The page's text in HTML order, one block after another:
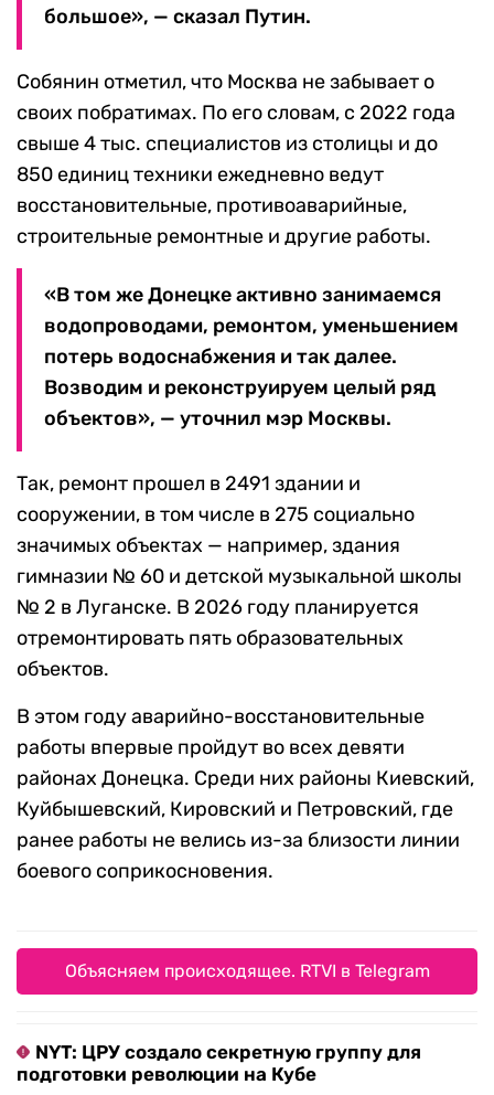
большое», — сказал Путин.
Собянин отметил, что Москва не забывает о
своих побратимах. По его словам, с 2022 года
свыше 4 тыс. специалистов из столицы и до
850 единиц техники ежедневно ведут
восстановительные, противоаварийные,
строительные ремонтные и другие работы.
«В том же Донецке активно занимаемся
водопроводами, ремонтом, уменьшением
потерь водоснабжения и так далее.
Возводим и реконструируем целый ряд
объектов», — уточнил мэр Москвы.
Так, ремонт прошел в 2491 здании и
сооружении, в том числе в 275 социально
значимых объектах — например, здания
гимназии № 60 и детской музыкальной школы
№ 2 в Луганске. В 2026 году планируется
отремонтировать пять образовательных
объектов.
В этом году аварийно-восстановительные
работы впервые пройдут во всех девяти
районах Донецка. Среди них районы Киевский,
Куйбышевский, Кировский и Петровский, где
ранее работы не велись из-за близости линии
боевого соприкосновения.
Объясняем происходящее. RTVI в Telegram
NYT: ЦРУ создало секретную группу для
подготовки революции на Кубе